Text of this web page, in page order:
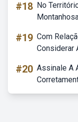
#18 No
#19 Com
Considerar
#20 Assinale A